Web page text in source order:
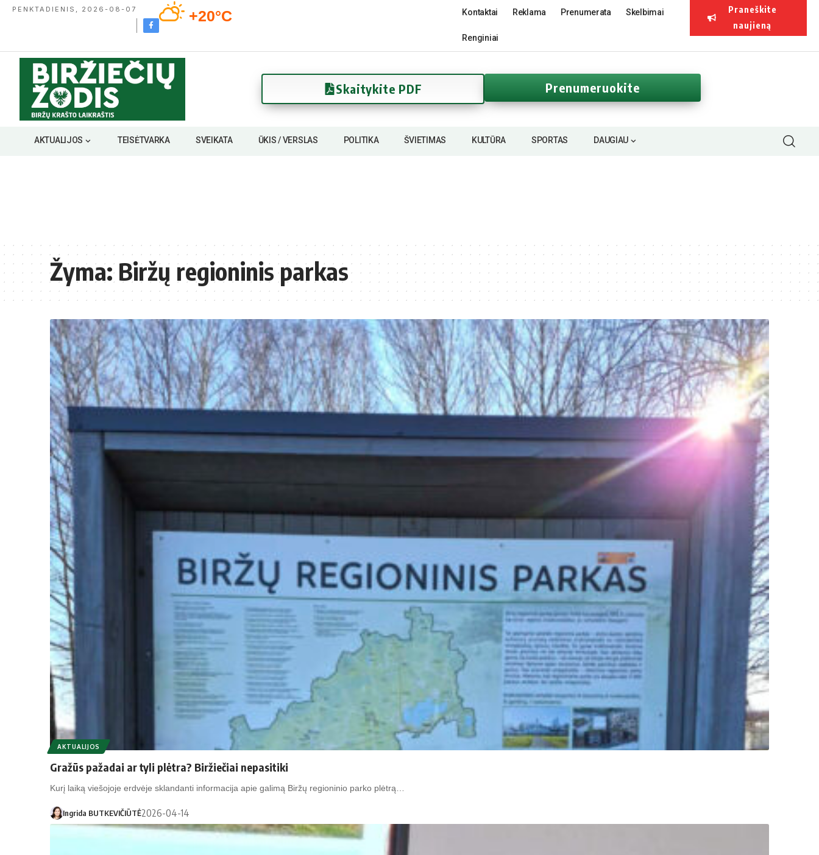
PENKTADIENIS, 2026-08-07 +20°C Kontaktai Reklama Prenumerata Skelbimai
Renginiai
Praneškite
naujieną
Skaitykite PDF Prenumeruokite
AKTUALIJOS TEISĖTVARKA SVEIKATA ŪKIS / VERSLAS POLITIKA ŠVIETIMAS KULTŪRA SPORTAS DAUGIAU
Žyma:Biržų regioninis parkas
AKTUALIJOS
Gražūs pažadai ar tyli plėtra? Biržiečiai nepasitiki
Kurį laiką viešojoje erdvėje sklandanti informacija apie galimą Biržų regioninio parko plėtrą…
Ingrida BUTKEVIČIŪTĖ2026-04-14